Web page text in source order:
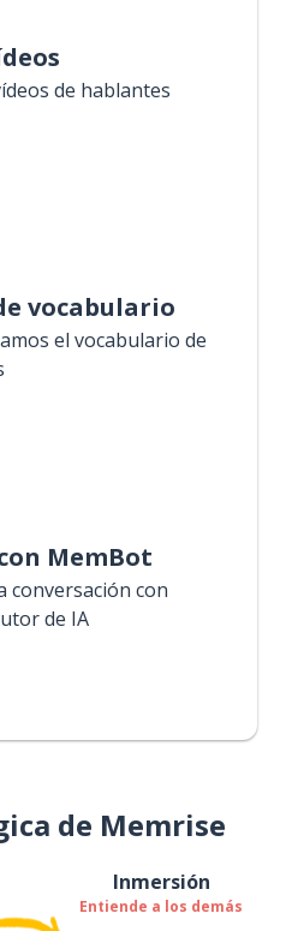
de hablantes
vocabulario
el vocabulario de
MemBot
conversación con
de IA
de Memrise
Inmersión
Entiende a los demás